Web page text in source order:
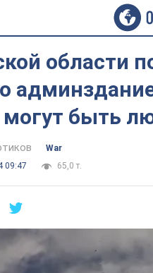
области
могут быть
War
09:47
65,0 т.